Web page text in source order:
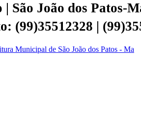
São João dos Patos-
(99)35512328 |
Municipal de São João dos Patos - Ma